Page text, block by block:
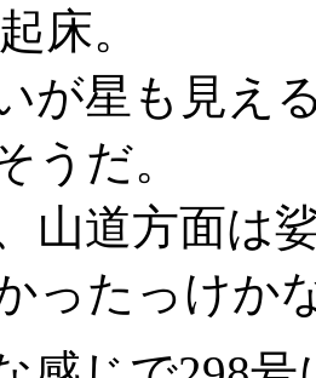
床。
が星も見え
うだ。
山道方面は
ったっけか